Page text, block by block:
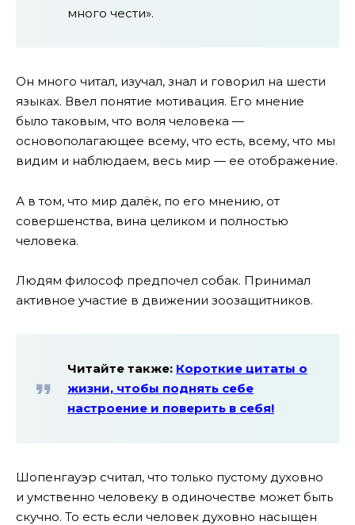
много чести».
Он много читал, изучал, знал и говорил на шести
языках. Ввел понятие мотивация. Его мнение
было таковым, что воля человека —
основополагающее всему, что есть, всему, что мы
видим и наблюдаем, весь мир — ее отображение.
А в том, что мир далёк, по его мнению, от
совершенства, вина целиком и полностью
человека.
Людям философ предпочел собак. Принимал
активное участие в движении зоозащитников.
Читайте также: Короткие цитаты о
жизни, чтобы поднять себе
настроение и поверить в себя!
Шопенгауэр считал, что только пустому духовно
и умственно человеку в одиночестве может быть
скучно. То есть если человек духовно насыщен